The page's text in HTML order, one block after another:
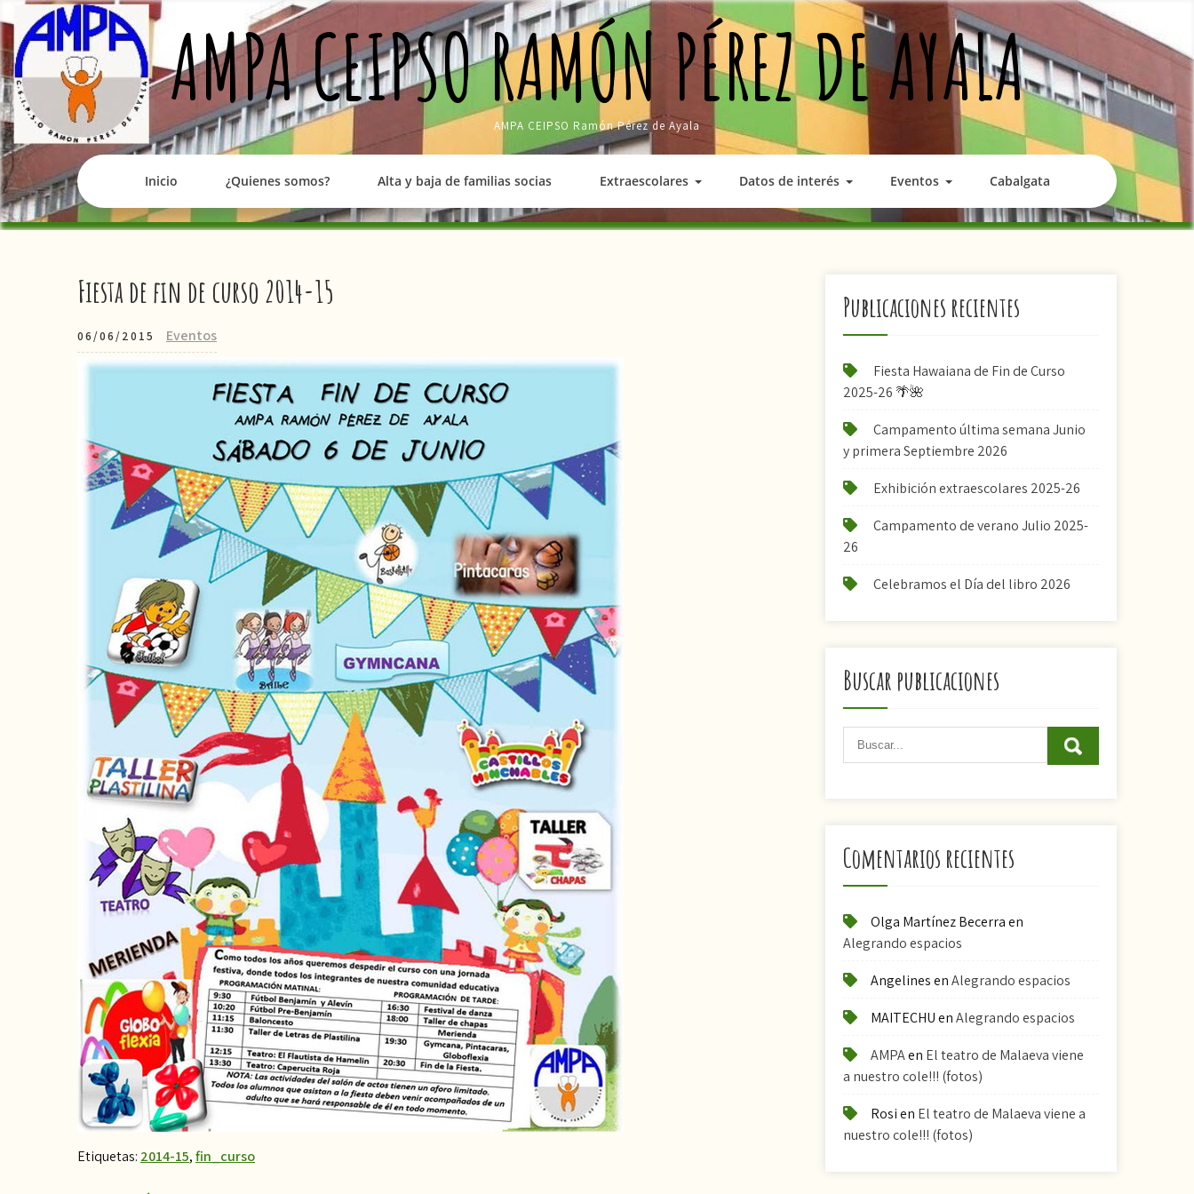
to
content
AMPA CEIPSO RAMÓN PÉREZ DE AYALA
AMPA CEIPSO Ramón Pérez de Ayala
Inicio ¿Quienes somos? Alta y baja de familias socias Extraescolares Datos de interés Eventos Cabalgata
Fiesta de fin de curso 2014-15
06/06/2015 Eventos
Etiquetas: 2014-15,fin_curso
Publicaciones recientes
Fiesta Hawaiana de Fin de Curso
2025-26 🌴🌺
Campamento última semana Junio
y primera Septiembre 2026
Exhibición extraescolares 2025-26
Campamento de verano Julio 2025-
26
Celebramos el Día del libro 2026
Buscar publicaciones
Comentarios recientes
Olga Martínez Becerraen
Alegrando espacios
AngelinesenAlegrando espacios
MAITECHUenAlegrando espacios
AMPAen El teatro de Malaeva viene
a nuestro cole!!! (fotos)
Rosien El teatro de Malaeva viene a
nuestro cole!!! (fotos)